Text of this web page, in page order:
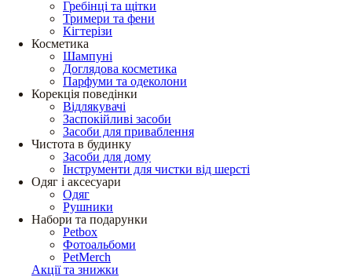
Гребінці та щітки
Тримери та фени
Кігтерізи
Косметика
Шампуні
Доглядова косметика
Парфуми та одеколони
Корекція поведінки
Відлякувачі
Заспокійливі засоби
Засоби для приваблення
Чистота в будинку
Засоби для дому
Інструменти для чистки від шерсті
Одяг і аксесуари
Одяг
Рушники
Набори та подарунки
Petbox
Фотоальбоми
PetMerch
Акції та знижки